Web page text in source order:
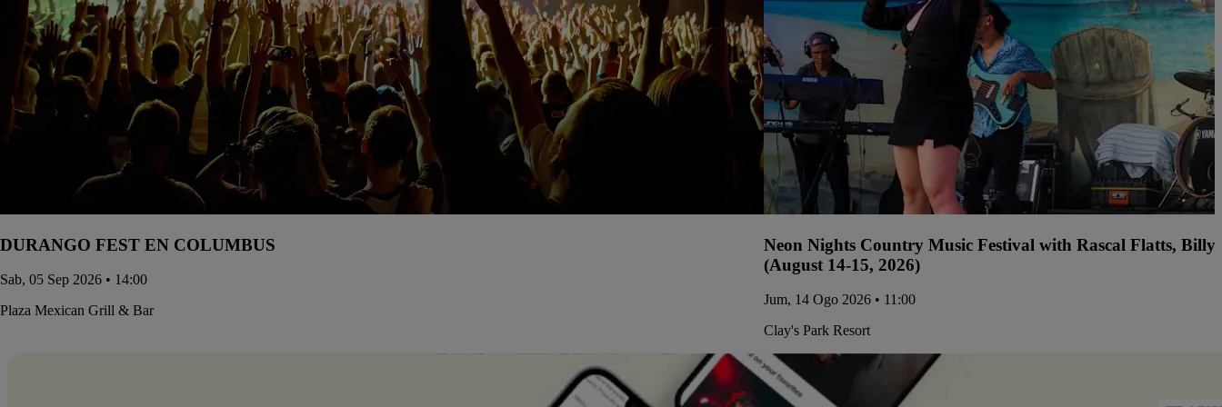
DURANGO FEST EN COLUMBUS
Sab, 05 Sep 2026 • 14:00
Plaza Mexican Grill & Bar
Neon Nights Country Music Festival with Rascal Flatts,
(August 14-15, 2026)
Jum, 14 Ogo 2026 • 11:00
Clay's Park Resort